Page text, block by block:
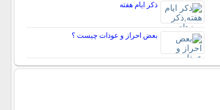
ذکر ایام هفته
بعض احراز و عوذات چیست ؟